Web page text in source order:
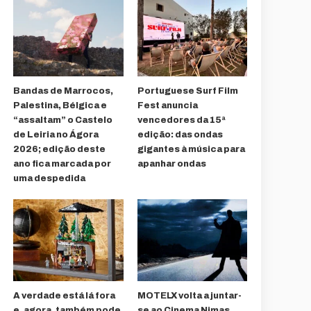
Bandas de Marrocos,
Palestina, Bélgica e
“assaltam” o Castelo
de Leiria no Ágora
2026; edição deste
ano fica marcada por
uma despedida
Portuguese Surf Film
Fest anuncia
vencedores da 15ª
edição: das ondas
gigantes à música para
apanhar ondas
A verdade está lá fora
MOTELX volta a juntar-